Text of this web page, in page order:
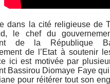
dans la cité religieuse de
le chef du
de la République
de l’Etat à soutenir
ici est motivée par
Bassirou Diomaye Faye
pour réitérer tout son